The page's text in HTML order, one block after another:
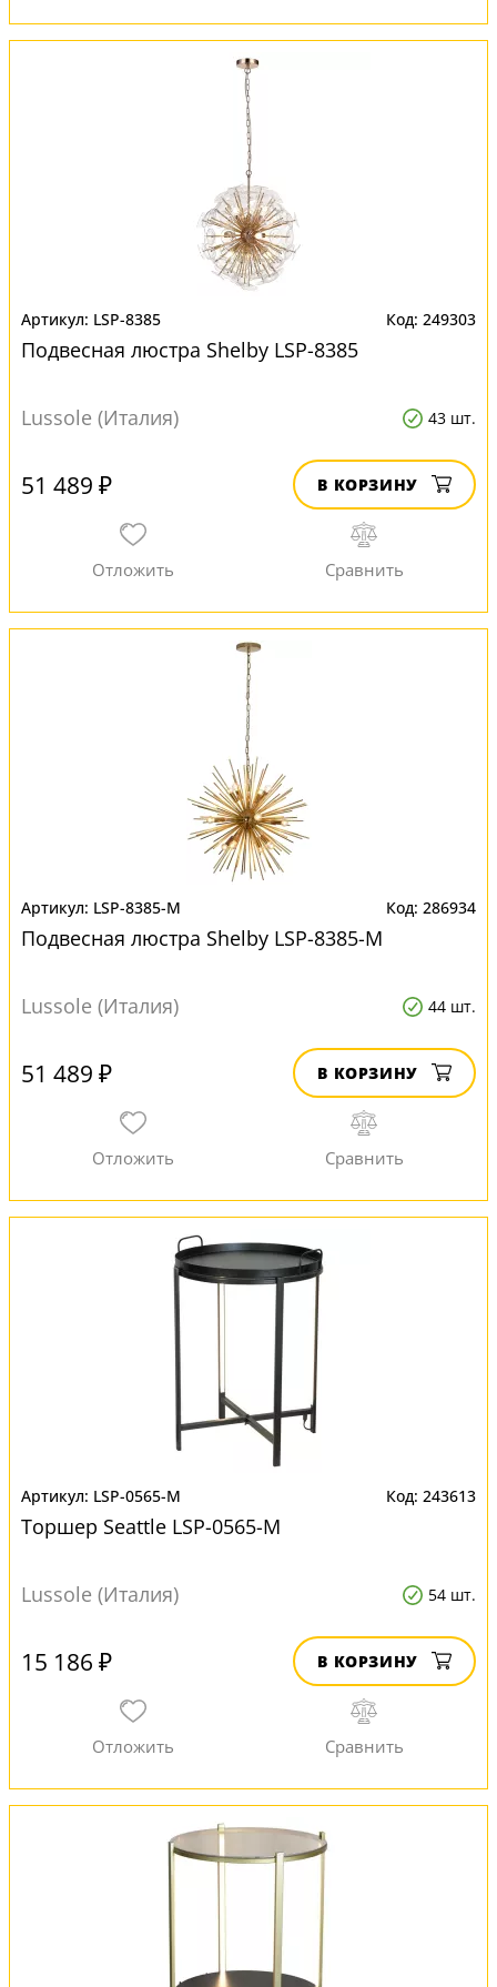
LSP-8385 249303
Подвесная люстра Shelby LSP-8385
Lussole (Италия) 43 шт.
51 489 ₽ В КОРЗИНУ
LSP-8385-M 286934
Подвесная люстра Shelby LSP-8385-M
Lussole (Италия) 44 шт.
51 489 ₽ В КОРЗИНУ
LSP-0565-M 243613
Торшер Seattle LSP-0565-M
Lussole (Италия) 54 шт.
15 186 ₽ В КОРЗИНУ